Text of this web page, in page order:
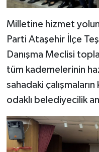
Milletine hizmet
Parti Ataşehir İlçe
Danışma Meclisi
tüm kademelerinin
sahadaki
odaklı belediyecilik